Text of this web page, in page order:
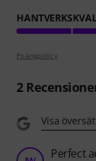
Poängpolicy
2
Visa
Perfect